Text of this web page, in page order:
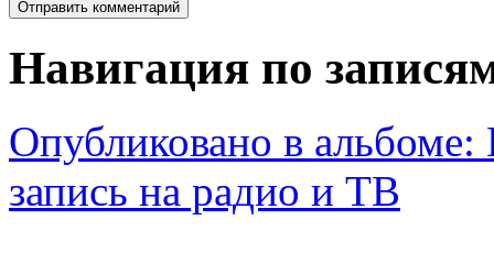
Навигация по
Опубликовано в альбоме:
запись на радио и ТВ